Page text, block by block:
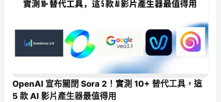
OpenAI 宣布關閉 Sora 2！實測 10+ 替代工具，這
5 款 AI 影片產生器最值得用